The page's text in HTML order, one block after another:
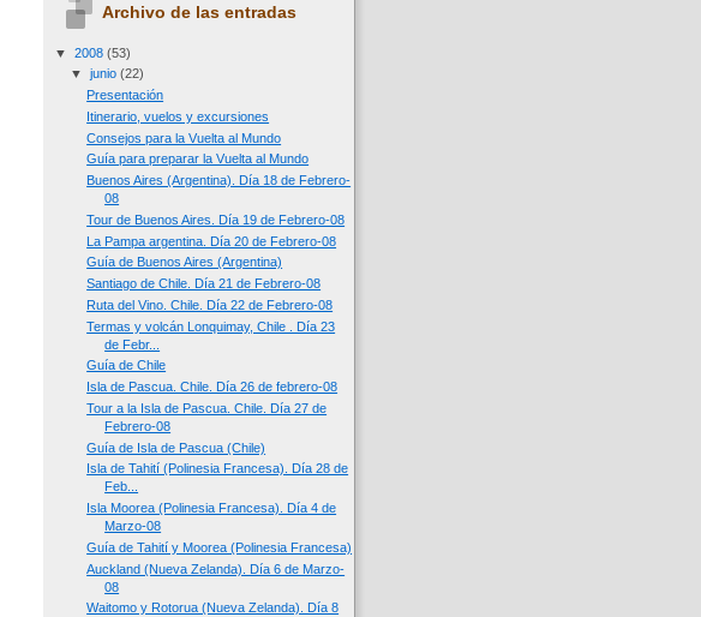
Archivo de las entradas
▼ 2008 (53)
▼ junio (22)
Presentación
Itinerario, vuelos y excursiones
Consejos para la Vuelta al Mundo
Guía para preparar la Vuelta al Mundo
Buenos Aires (Argentina). Día 18 de Febrero-
08
Tour de Buenos Aires. Día 19 de Febrero-08
La Pampa argentina. Día 20 de Febrero-08
Guía de Buenos Aires (Argentina)
Santiago de Chile. Día 21 de Febrero-08
Ruta del Vino. Chile. Día 22 de Febrero-08
Termas y volcán Lonquimay, Chile . Día 23
de Febr...
Guía de Chile
Isla de Pascua. Chile. Día 26 de febrero-08
Tour a la Isla de Pascua. Chile. Día 27 de
Febrero-08
Guía de Isla de Pascua (Chile)
Isla de Tahití (Polinesia Francesa). Día 28 de
Feb...
Isla Moorea (Polinesia Francesa). Día 4 de
Marzo-08
Guía de Tahití y Moorea (Polinesia Francesa)
Auckland (Nueva Zelanda). Día 6 de Marzo-
08
Waitomo y Rotorua (Nueva Zelanda). Día 8